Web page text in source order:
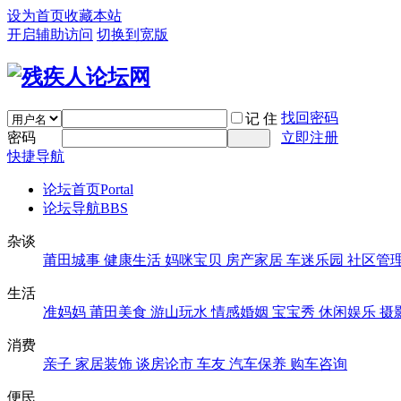
设为首页收藏本站
开启辅助访问 切换到宽版
记 住 找回密码
密码
立即注册
快捷导航
论坛首页Portal
论坛导航BBS
杂谈
莆田城事 健康生活 妈咪宝贝 房产家居 车迷乐园 社区管
生活
准妈妈 莆田美食 游山玩水 情感婚姻 宝宝秀 休闲娱乐 摄
消费
亲子 家居装饰 谈房论市 车友 汽车保养 购车咨询
便民